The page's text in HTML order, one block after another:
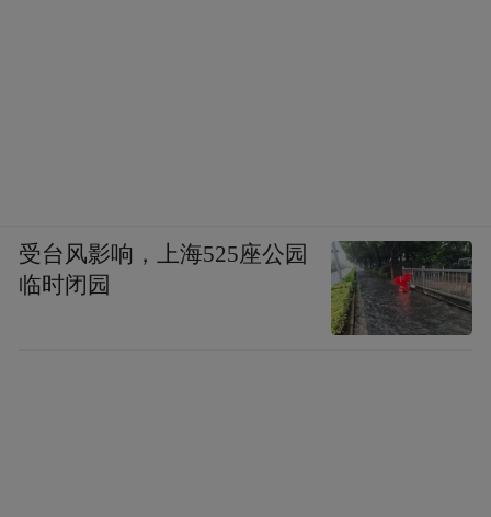
受台风影响，上海525座公园
临时闭园